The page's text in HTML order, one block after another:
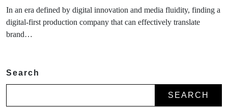
In an era defined by digital innovation and media fluidity, finding a
digital-first production company that can effectively translate
brand…
Search
SEARCH